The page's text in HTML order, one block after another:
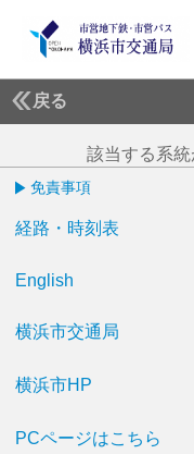
戻る
該当する系統
免責事項
経路・時刻表
English
横浜市交通局
横浜市HP
PCページはこちら